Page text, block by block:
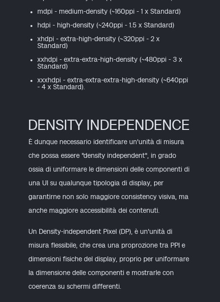
mdpi - medium-density (~160ppi - 1 x Standard)
hdpi - high-density (~240ppi - 1.5 x Standard)
xhdpi - extra-high-density (~320ppi - 2 x
Standard)
xxhdpi - extra-extra-high-density (~480ppi - 3 x
Standard)
xxxhdpi - extra-extra-extra-high-density (~640ppi
- 4 x Standard).
DENSITY INDEPENDENCE
È dunque necessario identificare un'unità di misura
che possa essere "density independent", in grado
ossia di uniformare le dimensioni delle componenti di
una UI su qualunque tipologia di display, per
garantirne non solo maggiore consistency visiva, ma
anche maggiore accessibilità dei contenuti.
Un Density-independent Pixel (DP), è un'unità di
misura flessibile, che crea una proprozione tra PPI e
dimensioni fisiche del display, proprio per uniformare
la dimensione delle componenti e mostrarle con
coerenza su schermi differenti.